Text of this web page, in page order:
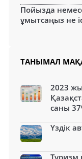
Пойызда
ұмытсаңыз не
ТАНЫМАЛ
2023
саны
Үздік